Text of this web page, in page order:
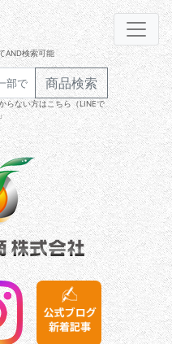
AND検索可能
商品検索
らない方はこちら（LINEで